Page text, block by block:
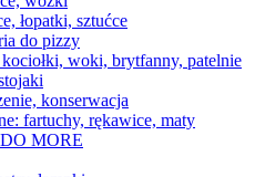
łopatki, sztućce
do pizzy
woki, brytfanny, patelnie
konserwacja
fartuchy, rękawice, maty
DO MORE